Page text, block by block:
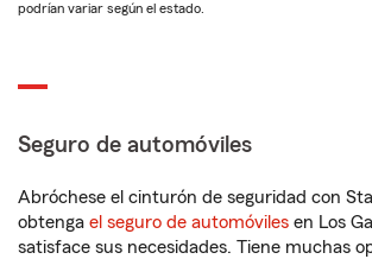
podrían variar según el estado.
Seguro de automóviles
Abróchese el cinturón de seguridad con
obtenga el seguro de automóviles en Los
satisface sus necesidades. Tiene muchas